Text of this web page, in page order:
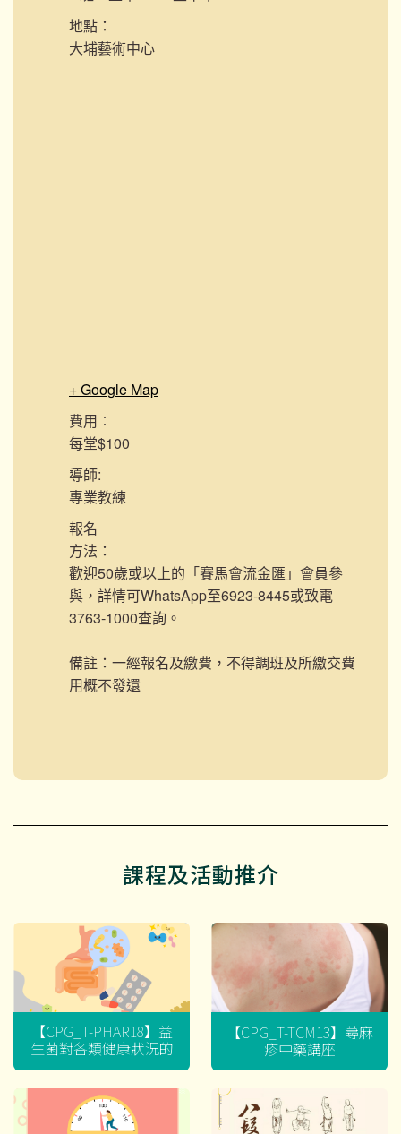
地點：
大埔藝術中心
+ Google Map
費用︰
每堂$100
導師:
專業教練
報名
方法：
歡迎50歲或以上的「賽馬會流金匯」會員參
與，詳情可WhatsApp至6923-8445或致電
3763-1000查詢。
備註：一經報名及繳費，不得調班及所繳交費
用概不發還
課程及活動推介
【CPG_T-PHAR18】益
生菌對各類健康狀況的
迷思
【CPG_T-TCM13】蕁麻
疹中藥講座